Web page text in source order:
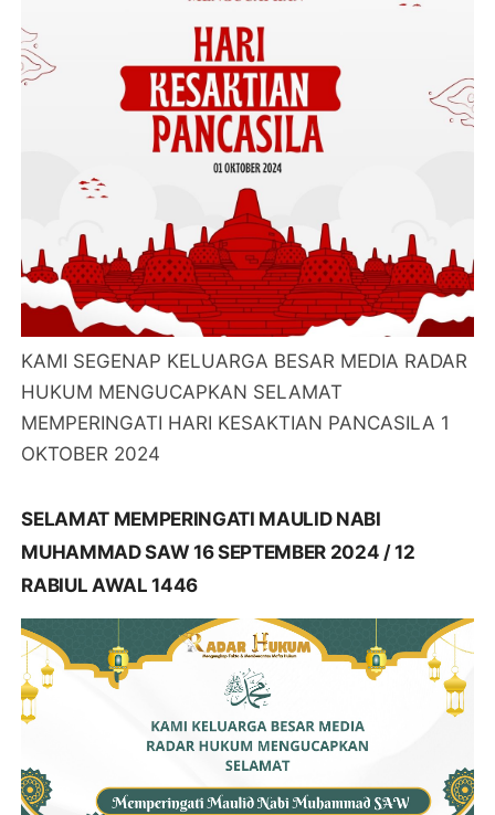
KAMI SEGENAP KELUARGA BESAR MEDIA RADAR
HUKUM MENGUCAPKAN SELAMAT
MEMPERINGATI HARI KESAKTIAN PANCASILA 1
OKTOBER 2024
SELAMAT MEMPERINGATI MAULID NABI
MUHAMMAD SAW 16 SEPTEMBER 2024 / 12
RABIUL AWAL 1446